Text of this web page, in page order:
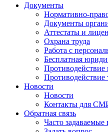
Документы
Нормативно-
Документы
Аттестаты и
Охрана труда
Работа с
Бесплатная
Противодействие
Противодействие
Новости
Новости
Контакты для
Обратная связь
Часто задаваемые